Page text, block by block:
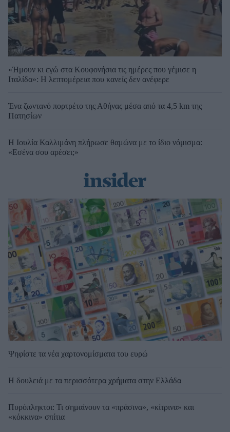
«Ήμουν κι εγώ στα Κουφονήσια τις ημέρες που γέμισε η
Ιταλίδα»: Η λεπτομέρεια που κανείς δεν ανέφερε
Ένα ζωντανό πορτρέτο της Αθήνας μέσα από τα 4,5 km της
Πατησίων
Η Ιουλία Καλλιμάνη πλήρωσε θαμώνα με το ίδιο νόμισμα:
«Εσένα σου αρέσει;»
Ψηφίστε τα νέα χαρτονομίσματα του ευρώ
Η δουλειά με τα περισσότερα χρήματα στην Ελλάδα
Πυρόπληκτοι: Τι σημαίνουν τα «πράσινα», «κίτρινα» και
«κόκκινα» σπίτια